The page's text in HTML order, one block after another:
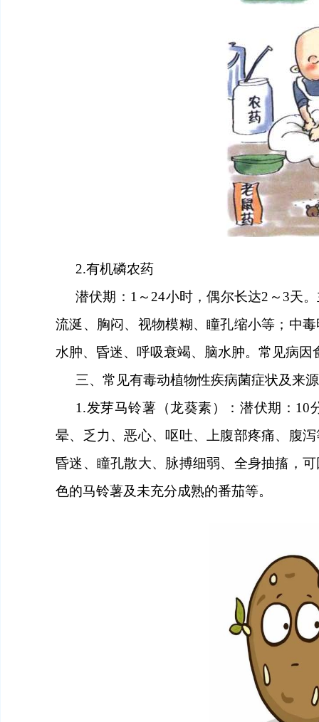
2.有机磷农药
潜伏期： 1～24小时 ，偶尔长达2～3天
流涎、胸闷、视物模糊、瞳孔缩小等；中
水肿、昏迷、呼吸衰竭、脑水肿。常见病
三、 常见有毒动植物性疾病菌症状及来源
1.发芽马铃薯（龙葵素）：潜伏期： 10
晕、乏力、恶心、呕吐、上腹部疼痛、腹
昏迷、瞳孔散大、脉搏细弱、全身抽搐，
色的马铃薯及未充分成熟的番茄等。